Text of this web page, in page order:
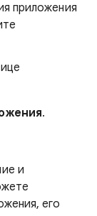
приложения
.
и
его